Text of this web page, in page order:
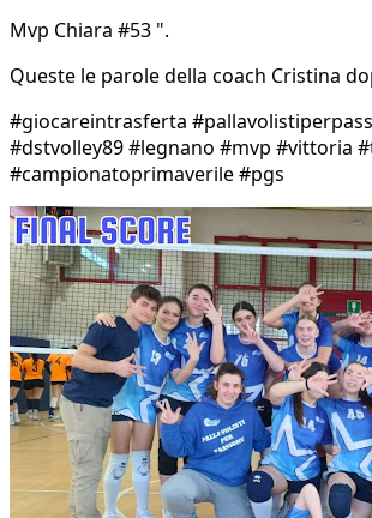
Mvp Chiara #53 ".
Queste le parole della coach Cristina
#giocareintrasferta
#dstvolley89 #legnano #mvp #vittoria
#campionatoprimaverile #pgs